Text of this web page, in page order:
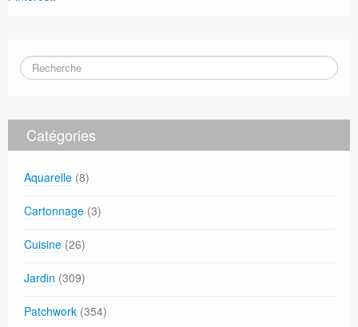
Catégories
Aquarelle (8)
Cartonnage (3)
Cuisine (26)
Jardin (309)
Patchwork (354)